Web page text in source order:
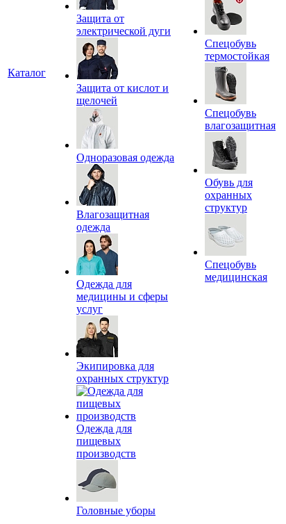
Каталог
Защита от
электрической дуги
Защита от кислот и
щелочей
Одноразовая одежда
Влагозащитная
одежда
Одежда для
медицины и сферы
услуг
Экипировка для
охранных структур
Одежда для
пищевых
производств
Головные уборы
Спецобувь
термостойкая
Спецобувь
влагозащитная
Обувь для
охранных
структур
Спецобувь
медицинская